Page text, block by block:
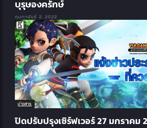
บุรุษองครักษ์
กุมภาพันธ์ 2, 2022
ข่าวสาร
ปิดปรับปรุงเซิร์ฟเวอร์ 27 มกราคม